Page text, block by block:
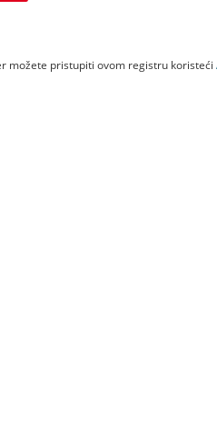
možete pristupiti ovom registru koristeći